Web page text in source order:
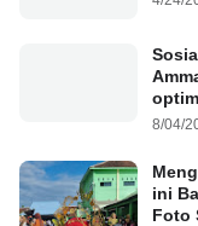
8/04/
ini
Foto